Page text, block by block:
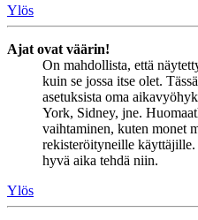
Ylös
Ajat ovat väärin!
On mahdollista, että
kuin se jossa itse olet.
asetuksista oma
York, Sidney, jne.
vaihtaminen, kuten monet
rekisteröityneille käyttäjille.
hyvä aika tehdä niin.
Ylös